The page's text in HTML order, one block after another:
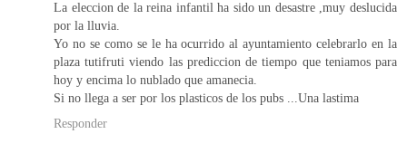
La eleccion de la reina infantil ha sido un desastre ,muy deslucida
por la lluvia.
Yo no se como se le ha ocurrido al ayuntamiento celebrarlo en la
plaza tutifruti viendo las prediccion de tiempo que teniamos para
hoy y encima lo nublado que amanecia.
Si no llega a ser por los plasticos de los pubs ...Una lastima
Responder